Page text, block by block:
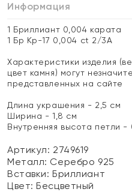
Информация
1 Бриллиант 0,004 карата
1 Бр Кр-17 0,004 ct 2/3А
Характеристики изделия
цвет камня) могут
представленных на сайте
Длина украшения - 2,5 см
Ширина - 1,8 см
Внутренняя высота петли -
Артикул: 2749619
Металл: Серебро 925
Вставки:Бриллиант
Цвет:Бесцветный